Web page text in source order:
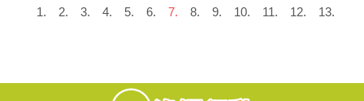
1. 2. 3. 4. 5. 6. 7. 8. 9. 10. 11. 12. 13.